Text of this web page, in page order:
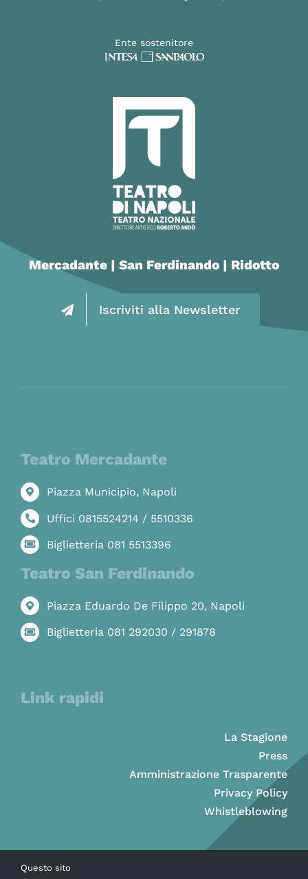
Ente sostenitore
Mercadante | San Ferdinando | Ridotto
Iscriviti alla Newsletter
Teatro Mercadante
Piazza Municipio, Napoli
Uffici 0815524214 / 5510336
Biglietteria 081 5513396
Teatro San Ferdinando
Piazza Eduardo De Filippo 20, Napoli
Biglietteria 081 292030 / 291878
Link rapidi
La Stagione
Press
Amministrazione Trasparente
Privacy Policy
Whistleblowing
Questo sito